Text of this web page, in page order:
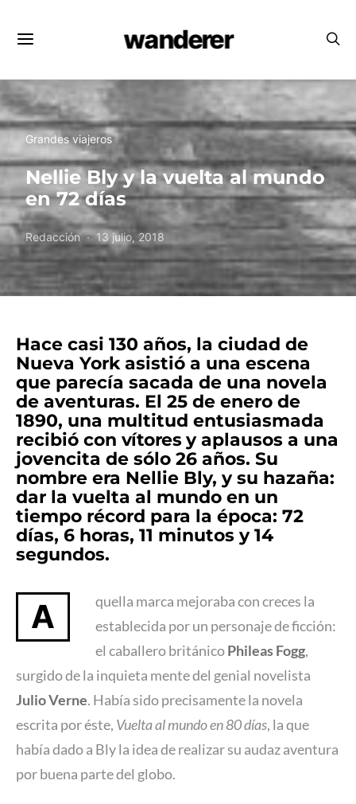
wanderer
Grandes viajeros
Nellie Bly y la vuelta al mundo
en 72 días
Redacción 13 julio, 2018
Hace casi 130 años, la ciudad de
Nueva York asistió a una escena
que parecía sacada de una novela
de aventuras. El 25 de enero de
1890, una multitud entusiasmada
recibió con vítoresy aplausos a una
jovencita de sólo 26 años. Su
nombre era Nellie Bly, y su hazaña:
dar la vuelta al mundo en un
tiempo récord para la época: 72
días, 6 horas, 11 minutos y 14
segundos.
A
quella marca mejoraba con creces la
establecida por un personaje de ficción:
el caballero británicoPhileas Fogg,
surgido de la inquieta mente del genial novelista
Julio Verne. Había sido precisamente la novela
escrita por éste, Vuelta al mundo en 80 días, la que
había dado a Bly la idea de realizar su audaz aventura
por buena parte del globo.